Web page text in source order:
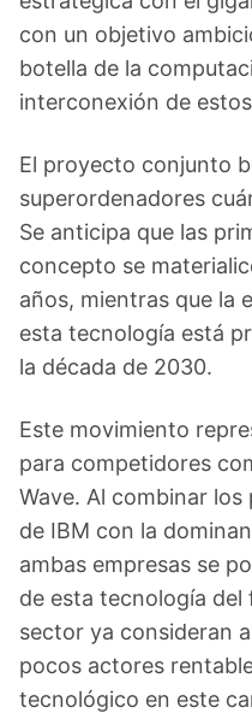
con un objetivo
botella de la
interconexión de
El proyecto conjunto
superordenadores
Se anticipa que las
concepto se
años, mientras que la
esta tecnología está
la década de 2030.
Este movimiento
para competidores
Wave. Al combinar
de IBM con la
ambas empresas se
de esta tecnología del
sector ya consideran
pocos actores
tecnológico en este